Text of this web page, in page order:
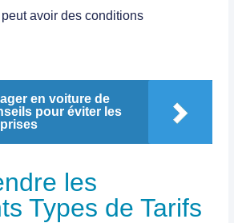
peut avoir des conditions
en voiture de
pour éviter les
les
Types de Tarifs